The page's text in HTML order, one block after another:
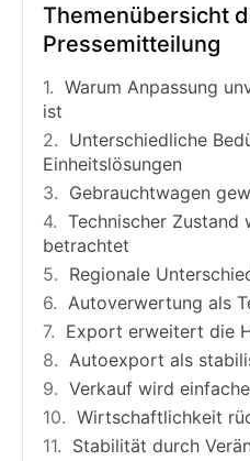
Themenübersicht
Pressemitteilung
Warum Anpassung
ist
Unterschiedliche
Einheitslösungen
Gebrauchtwagen
Technischer
betrachtet
Regionale
Autoverwertung als
Export erweitert die
Autoexport als
Verkauf wird
Wirtschaftlichkeit
Stabilität durch